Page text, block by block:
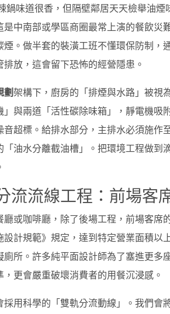
鍋味道很香，但隔壁鄰居天天檢舉油
是中南部或學區商圈最常上演的餐飲
煙。做半套的裝潢工班不懂環保防制
放，這會留下恐怖的經營隱患。
劃架構下，廚房的「排煙與水路」被視
」與兩道「活性碳除味箱」，靜電機
音超標。給排水部分，主排水必須施
「油水分離截油槽」。把環境工程做
流流線工程：前場客
廳或咖啡廳，除了後場工程，前場客
設計規範》規定，達到特定營業面積
廁所。許多純平面設計師為了塞進更
更會嚴重破壞消費者的用餐沉浸感。
採用科學的「雙軌分流動線」。我們